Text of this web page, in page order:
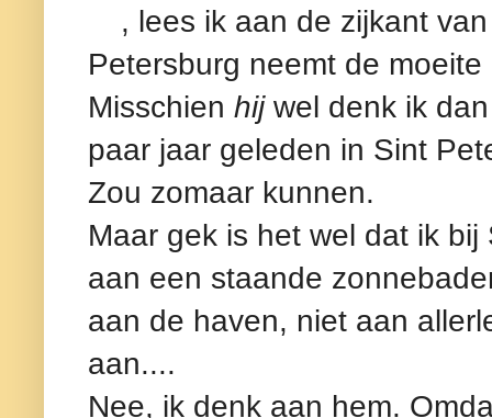
, lees ik aan de zijkant
Petersburg neemt de
Misschien hijwel denk ik
paar jaar geleden in Sint
Zou zomaar kunnen.
Maar gek is het wel dat ik
aan een staande
aan de haven, niet aan
aan....
Nee, ik denk aan hem.